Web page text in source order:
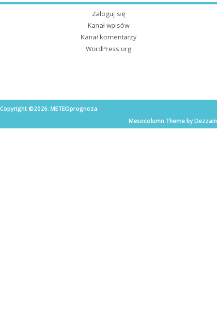
Zaloguj się
Kanał wpisów
Kanał komentarzy
WordPress.org
Copyright ©2026. METEOprognoza
Mesocolumn Theme by Dezzain